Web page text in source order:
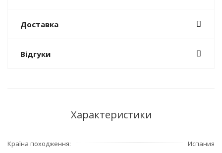
Доставка
Відгуки
Характеристики
Країна походження
Испания